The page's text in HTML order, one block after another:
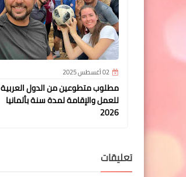
02 أغسطس 2025
مطلوب متطوعين من الدول العربية
للعمل والإقامة لمدة سنة بألمانيا
2026
تعليقات